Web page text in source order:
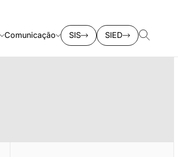
Comunicação SIS SIED